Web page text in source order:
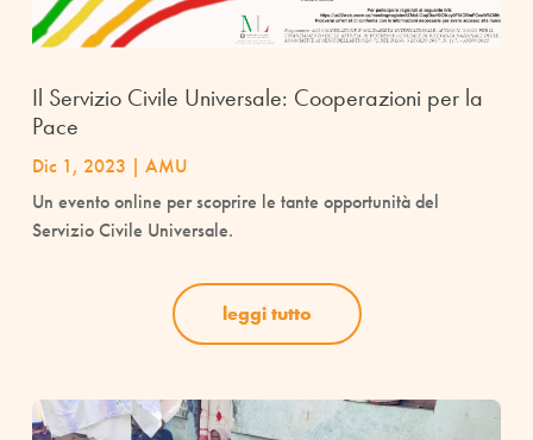
Il Servizio Civile Universale: Cooperazioni per la
Pace
Dic 1, 2023 | AMU
Un evento online per scoprire le tante opportunità del
Servizio Civile Universale.
leggi tutto